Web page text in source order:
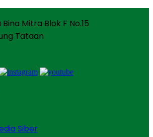
Mitra Blok F No.15
Tataan
Siber